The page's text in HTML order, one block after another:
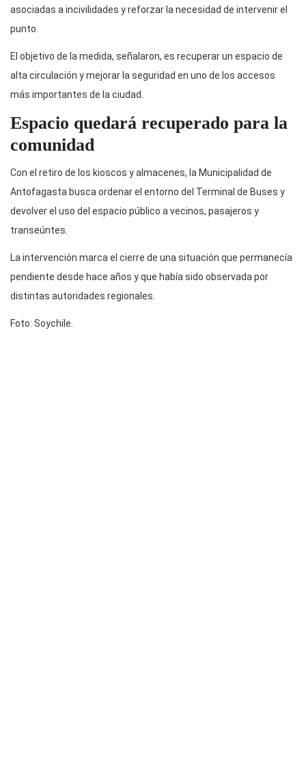
asociadas a incivilidades y reforzar la necesidad de intervenir el
punto.
El objetivo de la medida, señalaron, es recuperar un espacio de
alta circulación y mejorar la seguridad en uno de los accesos
más importantes de la ciudad.
Espacio quedará recuperado para la
comunidad
Con el retiro de los kioscos y almacenes, la Municipalidad de
Antofagasta busca ordenar el entorno del Terminal de Buses y
devolver el uso del espacio público a vecinos, pasajeros y
transeúntes.
La intervención marca el cierre de una situación que permanecía
pendiente desde hace años y que había sido observada por
distintas autoridades regionales.
Foto: Soychile.